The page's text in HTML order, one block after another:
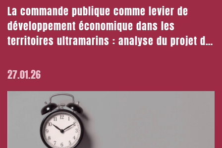
La commande publique comme levier de
développement économique dans les
territoires ultramarins : analyse du projet de
27.01.26